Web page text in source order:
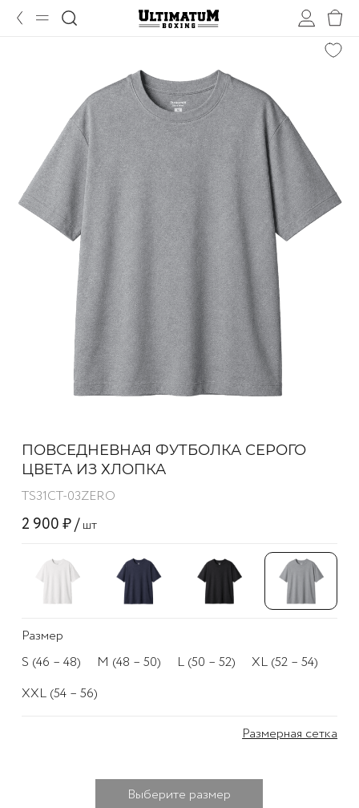
ПОВСЕДНЕВНАЯ ФУТБОЛКА СЕРОГО
ЦВЕТА ИЗ ХЛОПКА
TS31CT-03ZERO
2 900 ₽ /шт
Размер
S (46 – 48)
M (48 – 50) L (50 – 52)
XL (52 – 54)
XXL (54 – 56)
Размерная сетка
Выберите размер